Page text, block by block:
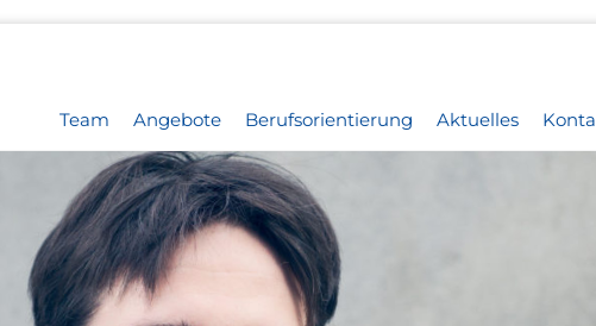
Team Angebote Berufsorientierung Aktuelles